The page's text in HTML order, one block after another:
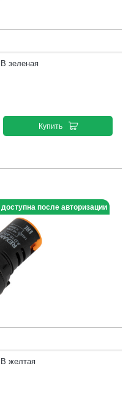
зеленая
Купить
после авторизации
желтая